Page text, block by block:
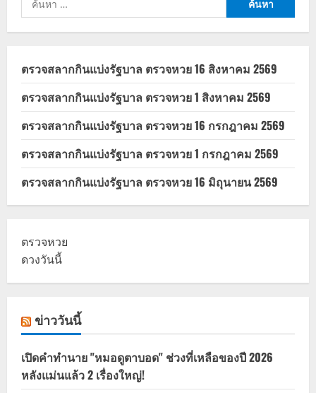
สำหรับ:
ตรวจสลากกินแบ่งรัฐบาล ตรวจหวย 16 สิงหาคม 2569
ตรวจสลากกินแบ่งรัฐบาล ตรวจหวย 1 สิงหาคม 2569
ตรวจสลากกินแบ่งรัฐบาล ตรวจหวย 16 กรกฎาคม 2569
ตรวจสลากกินแบ่งรัฐบาล ตรวจหวย 1 กรกฎาคม 2569
ตรวจสลากกินแบ่งรัฐบาล ตรวจหวย 16 มิถุนายน 2569
ตรวจหวย
ดวงวันนี้
ข่าววันนี้
เปิดคำทำนาย "หมอดูตาบอด" ช่วงที่เหลือของปี 2026
หลังแม่นแล้ว 2 เรื่องใหญ่!